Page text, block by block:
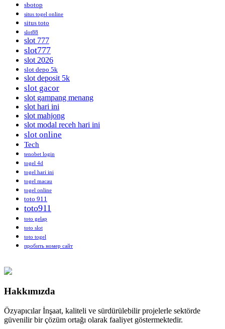
sbotop
situs togel online
situs toto
slot88
slot 777
slot777
slot 2026
slot depo 5k
slot deposit 5k
slot gacor
slot gampang menang
slot hari ini
slot mahjong
slot modal receh hari ini
slot online
Tech
tenobet login
togel 4d
togel hari ini
togel macau
togel online
toto 911
toto911
toto gelap
toto slot
toto togel
пробить номер сайт
Hakkımızda
Özyapıcılar İnşaat, kaliteli ve sürdürülebilir projelerle sektörde
güvenilir bir çözüm ortağı olarak faaliyet göstermektedir.